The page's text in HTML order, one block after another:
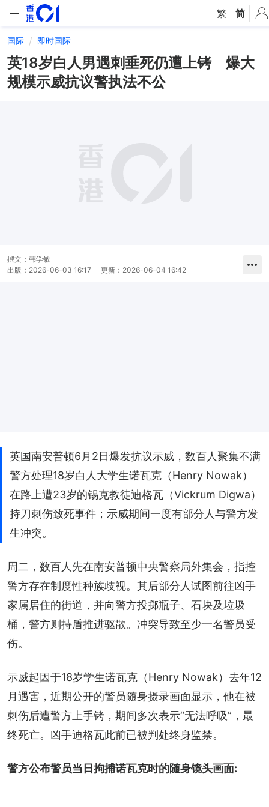
繁 简
国际 即时国际
英18岁白人男遇刺垂死仍遭上铐 爆大
规模示威抗议警执法不公
撰文： 韩学敏
出版： 2026-06-03 16:17 更新： 2026-06-04 16:42
英国南安普顿6月2日爆发抗议示威，数百人聚集不满
警方处理18岁白人大学生诺瓦克（Henry Nowak）
在路上遭23岁的锡克教徒迪格瓦（Vickrum Digwa）
持刀刺伤致死事件；示威期间一度有部分人与警方发
生冲突。
周二，数百人先在南安普顿中央警察局外集会，指控
警方存在制度性种族歧视。其后部分人试图前往凶手
家属居住的街道，并向警方投掷瓶子、石块及垃圾
桶，警方则持盾推进驱散。冲突导致至少一名警员受
伤。
示威起因于18岁学生诺瓦克（Henry Nowak）去年12
月遇害，近期公开的警员随身摄录画面显示，他在被
刺伤后遭警方上手铐，期间多次表示“无法呼吸”，最
终死亡。凶手迪格瓦此前已被判处终身监禁。
警方公布警员当日拘捕诺瓦克时的随身镜头画面: